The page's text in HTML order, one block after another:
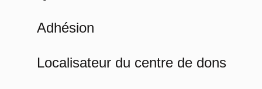
Adhésion
Localisateur du centre de dons